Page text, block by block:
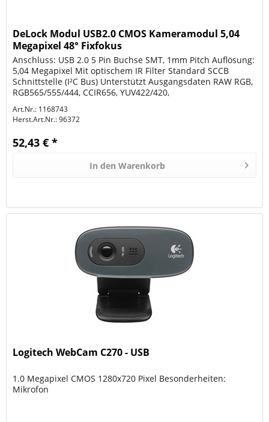
DeLock Modul USB2.0 CMOS Kameramodul 5,04
Megapixel 48° Fixfokus
Anschluss: USB 2.0 5 Pin Buchse SMT, 1mm Pitch Auflösung:
5,04 Megapixel Mit optischem IR Filter Standard SCCB
Schnittstelle (I²C Bus) Unterstützt Ausgangsdaten RAW RGB,
RGB565/555/444, CCIR656, YUV422/420,
Art.Nr.: 1168743
Herst.Art.Nr.:96372
52,43 € *
In den Warenkorb
Logitech WebCam C270 - USB
1.0 Megapixel CMOS 1280x720 Pixel Besonderheiten:
Mikrofon